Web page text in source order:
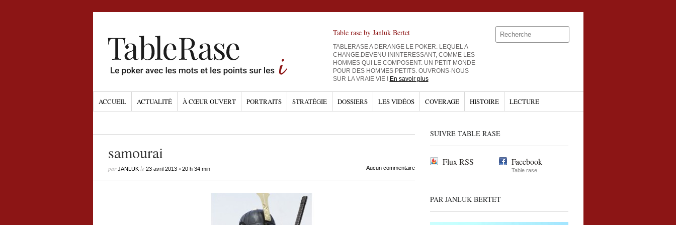
Table rase by Janluk Bertet
TABLERASE A DERANGE LE POKER. LEQUEL A
CHANGE.DEVENU ININTERESSANT, COMME LES
HOMMES QUI LE COMPOSENT. UN PETIT MONDE
POUR DES HOMMES PETITS. OUVRONS-NOUS
SUR LA VRAIE VIE ! En savoir plus
ACCUEIL ACTUALITÉ À CŒUR OUVERT PORTRAITS STRATÉGIE DOSSIERS LES VIDÉOS COVERAGE HISTOIRE LECTURE
samourai
parJANLUKle 23 avril 2013•20 h 34 min Aucun commentaire
SUIVRE TABLE RASE
Flux RSS Facebook
Table rase
PAR JANLUK BERTET